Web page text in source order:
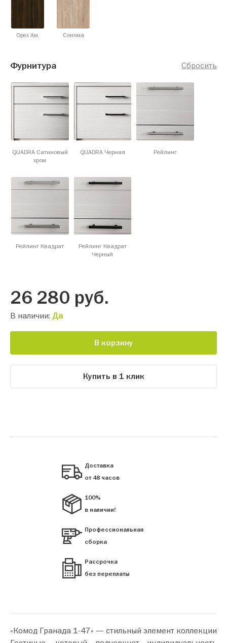
Орех Ам. Сонома
Сбросить
Фурнитура
QUADRA Сатиновый
хром
QUADRA Черная Рейлинг
Рейлинг Квадрат
Рейлинг Квадрат
Черный
26 280 руб.
В наличии: Да
В корзину
Купить в 1 клик
Доставка
от 48 часов
100%
в наличии!
Профессиональная
сборка
Рассрочка
без переплаты
«Комод Гранада 1-47» — стильный элемент коллекции